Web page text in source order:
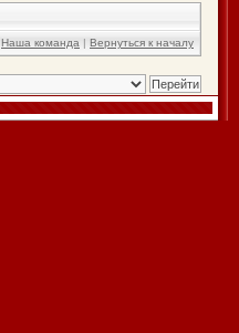
Наша команда | Вернуться к началу